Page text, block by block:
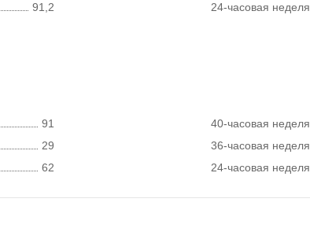
91,2
24-часовая неделя
91
29
62
40-часовая неделя
36-часовая неделя
24-часовая неделя